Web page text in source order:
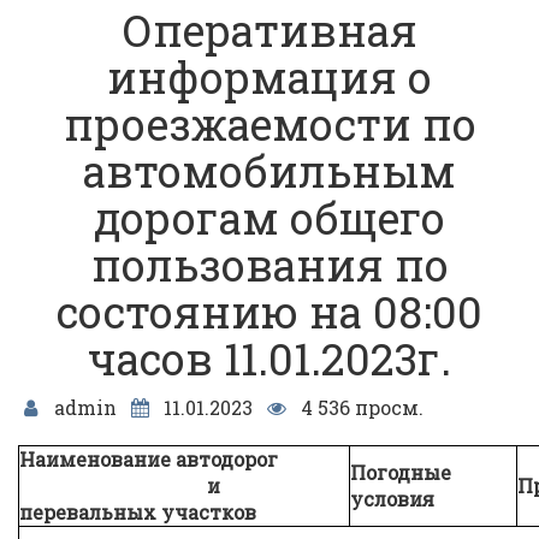
Оперативная
информация о
проезжаемости по
автомобильным
дорогам общего
пользования по
состоянию на 08:00
часов 11.01.2023г.
admin 11.01.2023 4 536 просм.
Наименование автодорог
и
перевальных участков
Погодные
условия